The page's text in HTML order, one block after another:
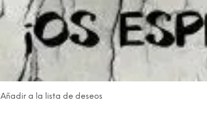
Añadir a la lista de deseos